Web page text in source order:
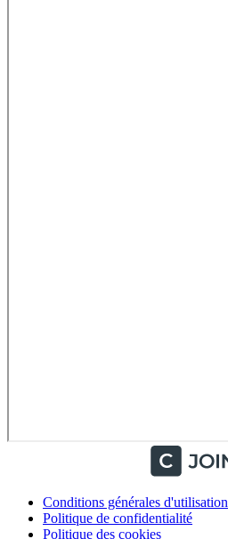
Conditions générales d'utilisation
Politique de confidentialité
Politique des cookies